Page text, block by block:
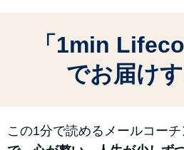
「1min
でお届け
この1分で読めるメールコーチ